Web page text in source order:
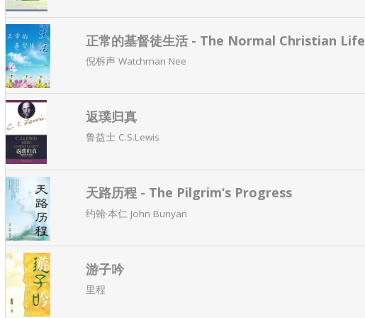
正常的基督徒生活 - The Normal Christian Life
倪柝声 Watchman Nee
返璞归真
鲁益士 C.S.Lewis
天路历程 - The Pilgrim‘s Progress
约翰·本仁 John Bunyan
游子吟
里程